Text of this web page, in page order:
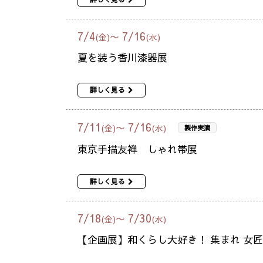
7/4(金)〜 7/16(水)
夏を装う香川漆器展
詳しく見る
7/11 (金)〜 7/16(水) 製作実演
東京手描友禅 しゃれ帯展
詳しく見る
7/18(金)〜 7/30(水)
【企画展】和くらし大好き！ 集まれ 女